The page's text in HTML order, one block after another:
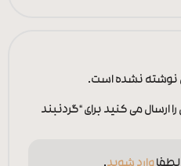
نوشته نشده است.
ارسال می کنید برای “گردنبند